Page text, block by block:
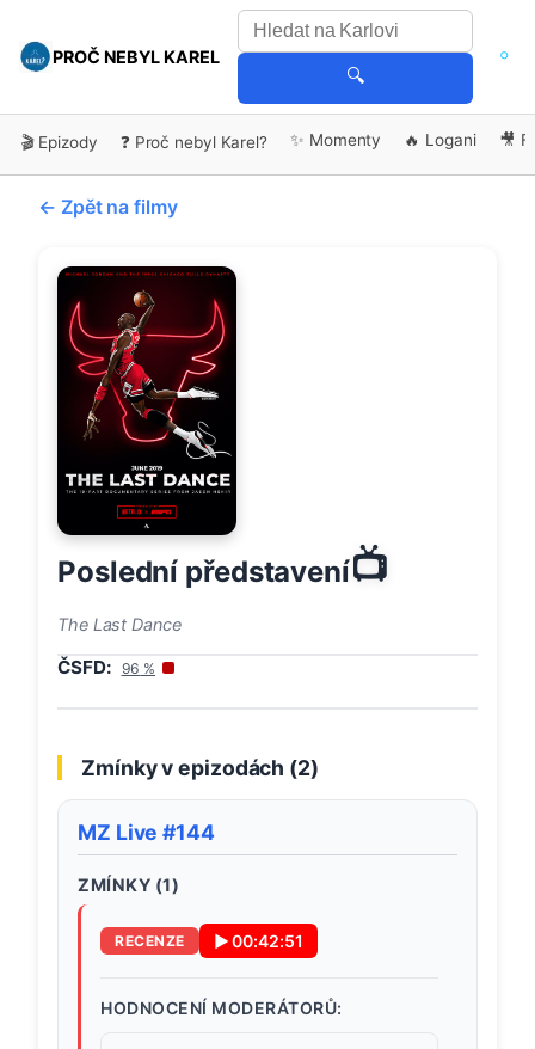
PROČ NEBYL KAREL
🔍
🎬 Epizody ❓ Proč nebyl Karel? ✨ Momenty 🔥 Logani 🎥
← Zpět na filmy
Poslední představení📺
The Last Dance
ČSFD: 96 %
Zmínky v epizodách (2)
MZ Live #144
ZMÍNKY (1)
RECENZE ▶00:42:51
HODNOCENÍ MODERÁTORŮ: